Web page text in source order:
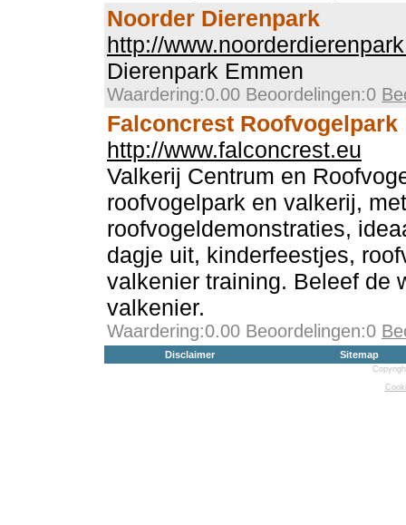
Noorder Dierenpark
http://
Dierenpark Emmen
Waardering:0.00 Beoordelingen:0
Falconcrest Roofvogelpark
http://www.falconcrest.eu
Valkerij Centrum en
roofvogelpark en valkerij,
roofvogeldemonstraties,
dagje uit, kinderfeestjes,
valkenier training. Beleef de
valkenier.
Waardering:0.00 Beoordelingen:0
Disclaimer Sitemap